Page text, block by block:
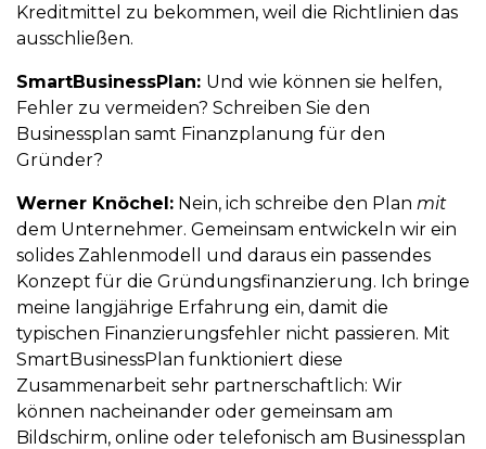
Kreditmittel zu bekommen, weil die Richtlinien das
ausschließen.
SmartBusinessPlan: Und wie können sie helfen,
Fehler zu vermeiden? Schreiben Sie den
Businessplan samt Finanzplanung für den
Gründer?
Werner Knöchel: Nein, ich schreibe den Plan mit
dem Unternehmer. Gemeinsam entwickeln wir ein
solides Zahlenmodell und daraus ein passendes
Konzept für die Gründungsfinanzierung. Ich bringe
meine langjährige Erfahrung ein, damit die
typischen Finanzierungsfehler nicht passieren. Mit
SmartBusinessPlan funktioniert diese
Zusammenarbeit sehr partnerschaftlich: Wir
können nacheinander oder gemeinsam am
Bildschirm, online oder telefonisch am Businessplan